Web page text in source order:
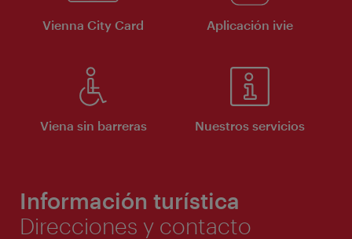
Vienna City Card Aplicación ivie
Viena sin barreras Nuestros servicios
Información turística
Direcciones y contacto